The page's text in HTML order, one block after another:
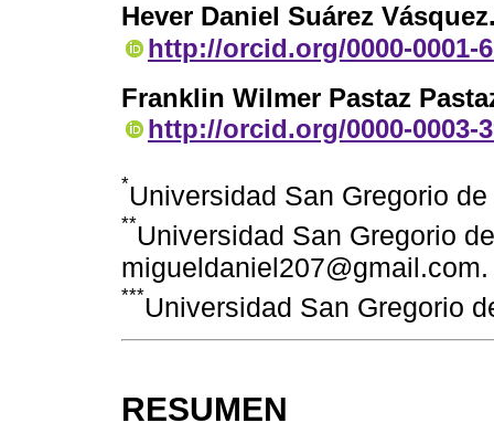
Hever Daniel Suárez
http://orcid.org/0000-0001-
Franklin Wilmer Pastaz
http://orcid.org/0000-0003-
*Universidad San Gregorio
**Universidad San Gregorio
migueldaniel207@gmail.com.
***Universidad San Gregorio
RESUMEN